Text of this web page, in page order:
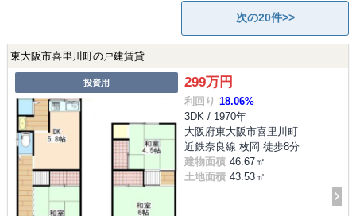
次の20件>>
東大阪市喜里川町の戸建賃貸
投資用 299万円
利回り 18.06%
3DK / 1970年
大阪府東大阪市喜里川町
近鉄奈良線 枚岡 徒歩8分
建物面積 46.67㎡
土地面積 43.53㎡